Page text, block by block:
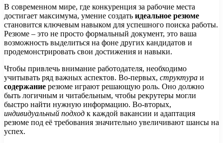
В современном мире, где конкуренция за рабочие места
достигает максимума, умение создать идеальное резюме
становится ключевым навыком для успешного поиска работы.
Резюме – это не просто формальный документ, это ваша
возможность выделиться на фоне других кандидатов и
продемонстрировать свои достижения и навыки.
Чтобы привлечь внимание работодателя, необходимо
учитывать ряд важных аспектов. Во-первых, структура и
содержание резюме играют решающую роль. Оно должно
быть логичным и читабельным, чтобы рекрутеры могли
быстро найти нужную информацию. Во-вторых,
индивидуальный подход к каждой вакансии и адаптация
резюме под её требования значительно увеличивают шансы на
успех.